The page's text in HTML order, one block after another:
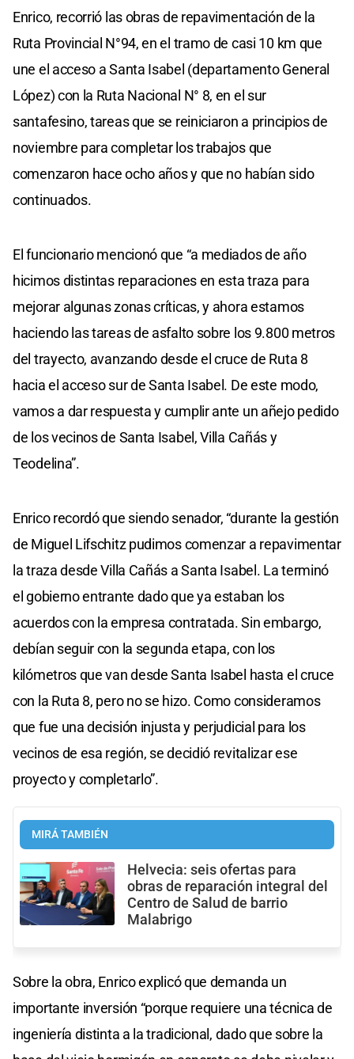
Enrico, recorrió las obras de repavimentación de la
Ruta Provincial N°94, en el tramo de casi 10 km que
une el acceso a Santa Isabel (departamento General
López) con la Ruta Nacional N° 8, en el sur
santafesino, tareas que se reiniciaron a principios de
noviembre para completar los trabajos que
comenzaron hace ocho años y que no habían sido
continuados.
El funcionario mencionó que “a mediados de año
hicimos distintas reparaciones en esta traza para
mejorar algunas zonas críticas, y ahora estamos
haciendo las tareas de asfalto sobre los 9.800 metros
del trayecto, avanzando desde el cruce de Ruta 8
hacia el acceso sur de Santa Isabel. De este modo,
vamos a dar respuesta y cumplir ante un añejo pedido
de los vecinos de Santa Isabel, Villa Cañás y
Teodelina”.
Enrico recordó que siendo senador, “durante la gestión
de Miguel Lifschitz pudimos comenzar a repavimentar
la traza desde Villa Cañás a Santa Isabel. La terminó
el gobierno entrante dado que ya estaban los
acuerdos con la empresa contratada. Sin embargo,
debían seguir con la segunda etapa, con los
kilómetros que van desde Santa Isabel hasta el cruce
con la Ruta 8, pero no se hizo. Como consideramos
que fue una decisión injusta y perjudicial para los
vecinos de esa región, se decidió revitalizar ese
proyecto y completarlo”.
MIRÁ TAMBIÉN
Helvecia: seis ofertas para
obras de reparación integral del
Centro de Salud de barrio
Malabrigo
Sobre la obra, Enrico explicó que demanda un
importante inversión “porque requiere una técnica de
ingeniería distinta a la tradicional, dado que sobre la